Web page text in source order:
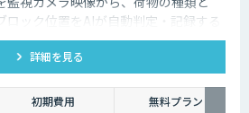
ロック位置をAIが自動判定・記録する
詳細を見る
初期費用
無料プラン